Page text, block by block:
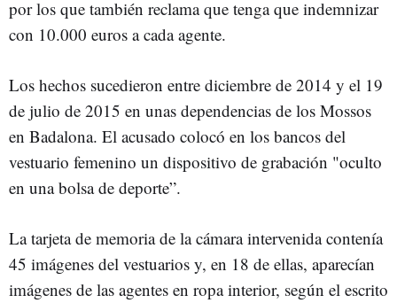
por los que también reclama que tenga que indemnizar
con 10.000 euros a cada agente.
Los hechos sucedieron entre diciembre de 2014 y el 19
de julio de 2015 en unas dependencias de los Mossos
en Badalona. El acusado colocó en los bancos del
vestuario femenino un dispositivo de grabación "oculto
en una bolsa de deporte”.
La tarjeta de memoria de la cámara intervenida contenía
45 imágenes del vestuarios y, en 18 de ellas, aparecían
imágenes de las agentes en ropa interior, según el escrito